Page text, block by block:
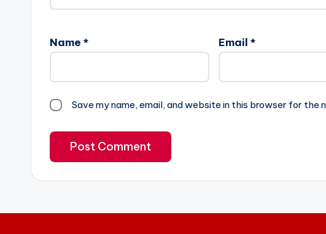
Name * Email *
Save my name, email, and website in this browser for the